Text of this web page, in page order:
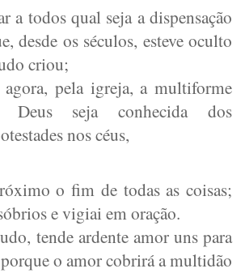
a todos qual seja a dispensação
desde os séculos, esteve oculto
criou;
pela igreja, a multiforme
Deus seja conhecida dos
nos céus,
o fim de todas as coisas;
e vigiai em oração.
tende ardente amor uns para
o amor cobrirá a multidão